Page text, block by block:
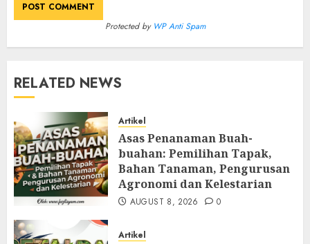
Protected by WP Anti Spam
RELATED NEWS
Artikel
Asas Penanaman Buah-
buahan: Pemilihan Tapak,
Bahan Tanaman, Pengurusan
Agronomi dan Kelestarian
AUGUST 8, 2026 0
Artikel